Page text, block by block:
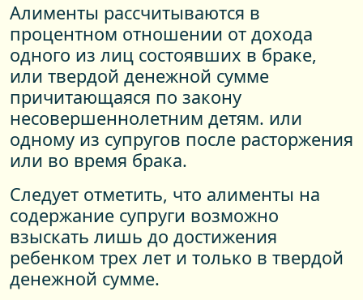
Алименты рассчитываются в
процентном отношении от дохода
одного из лиц состоявших в браке,
или твердой денежной сумме
причитающаяся по закону
несовершеннолетним детям. или
одному из супругов после расторжения
или во время брака.
Следует отметить, что алименты на
содержание супруги возможно
взыскать лишь до достижения
ребенком трех лет и только в твердой
денежной сумме.